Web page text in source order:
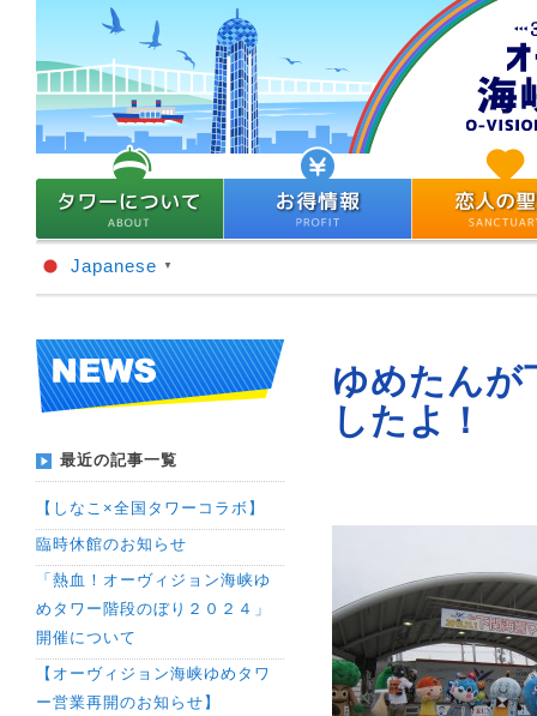
Japanese ▼
最近の記事一覧
【しなこ×全国タワーコラボ】
臨時休館のお知らせ
「熱血！オーヴィジョン海峡ゆ
めタワー階段のぼり２０２４」
開催について
【オーヴィジョン海峡ゆめタワ
ー営業再開のお知らせ】
ゆめたんが
したよ！